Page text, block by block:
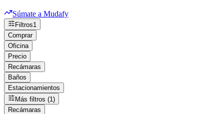
Súmate a Mudafy
Filtros1
Comprar
Oficina
Precio
Recámaras
Baños
Estacionamientos
Más filtros (1)
Recámaras